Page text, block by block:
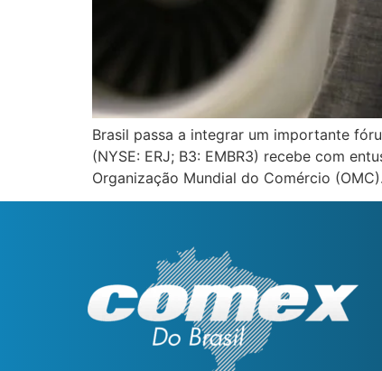
Brasil passa a integrar um importante
(NYSE: ERJ; B3: EMBR3) recebe com
Organização Mundial do Comércio